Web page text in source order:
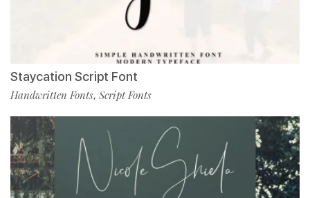
Staycation Script Font
Handwritten Fonts, Script Fonts